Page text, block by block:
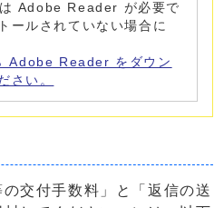
Adobe Reader が必要で
ールされていない場合に
Adobe Reader をダウン
さい。
交付手数料」と「返信の送